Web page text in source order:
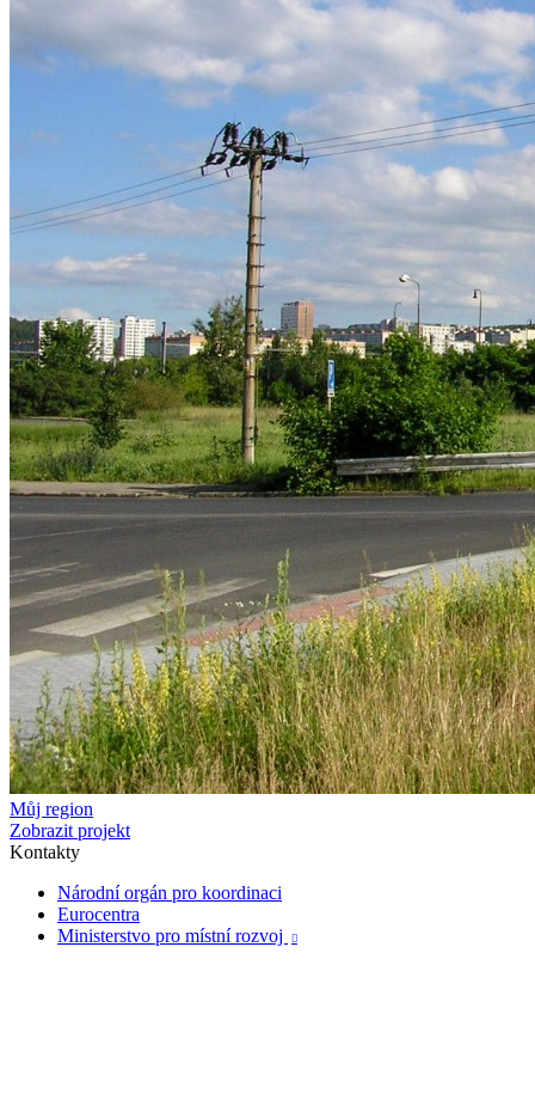
Můj region
Zobrazit projekt
Kontakty
Národní orgán pro koordinaci
Eurocentra
Ministerstvo pro místní rozvoj
